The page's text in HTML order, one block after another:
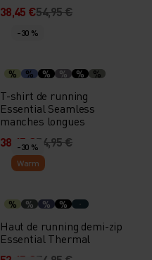
38,45 €54,95 €
-30 %
% % % % % %
T-shirt de running
Essential Seamless
manches longues
38,45 €54,95 €
-30 %
Warm
% % % %
Haut de running demi-zip
Essential Thermal